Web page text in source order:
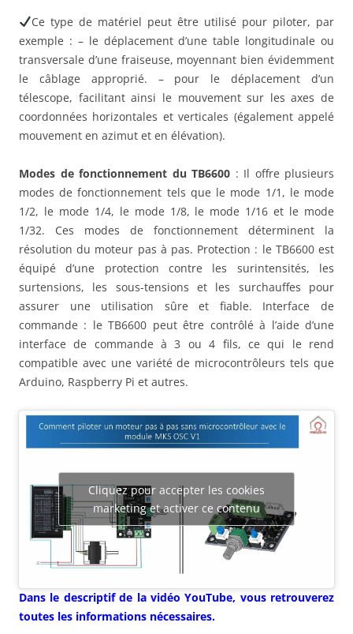
Ce type de matériel peut être utilisé pour piloter, par
exemple : – le déplacement d’une table longitudinale ou
transversale d’une fraiseuse, moyennant bien évidemment
le câblage approprié. – pour le déplacement d’un
télescope, facilitant ainsi le mouvement sur les axes de
coordonnées horizontales et verticales (également appelé
mouvement en azimut et en élévation).
Modes de fonctionnement du TB6600 : Il offre plusieurs
modes de fonctionnement tels que le mode 1/1, le mode
1/2, le mode 1/4, le mode 1/8, le mode 1/16 et le mode
1/32. Ces modes de fonctionnement déterminent la
résolution du moteur pas à pas. Protection : le TB6600 est
équipé d’une protection contre les surintensités, les
surtensions, les sous-tensions et les surchauffes pour
assurer une utilisation sûre et fiable. Interface de
commande : le TB6600 peut être contrôlé à l’aide d’une
interface de commande à 3 ou 4 fils, ce qui le rend
compatible avec une variété de microcontrôleurs tels que
Arduino, Raspberry Pi et autres.
Cliquez pour accepter les cookies
marketing et activer ce contenu
Dans le descriptif de la vidéo YouTube, vous retrouverez
toutes les informations nécessaires.